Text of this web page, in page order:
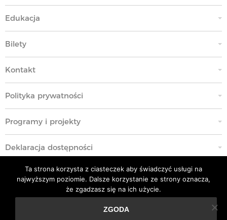
Edukacja
Bilety
Kontakt
Polityka prywatności
Programy i projekty
Deklaracja dostępności
Standardy Ochrony Małoletnich
Polityka przeciwko molestowaniu w miejscu pracy
Ta strona korzysta z ciasteczek aby świadczyć usługi na
najwyższym poziomie. Dalsze korzystanie ze strony oznacza,
że zgadzasz się na ich użycie.
ZGODA